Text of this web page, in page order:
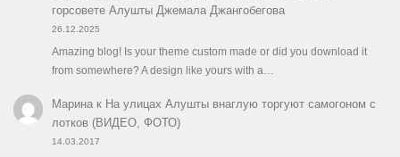
горсовете Алушты Джемала Джангобегова
26.12.2025
Amazing blog! Is your theme custom made or did you download it
from somewhere? A design like yours with a…
Маринак На улицах Алушты внаглую торгуют самогоном с
лотков (ВИДЕО, ФОТО)
14.03.2017